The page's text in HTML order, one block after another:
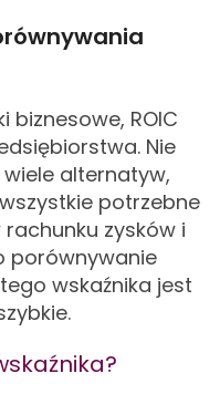
biznesowe, ROIC
Nie
wiele alternatyw,
wszystkie potrzebne
zysków i
porównywanie
wskaźnika jest